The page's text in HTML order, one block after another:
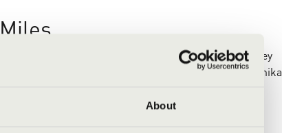
About
csellista 2002‑ben született Melbourne‑ben. A Sydney
előadásmódját „éles zenei intelligencia, biztos technika